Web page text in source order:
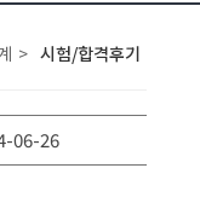
> 시험/합격후기
06-26